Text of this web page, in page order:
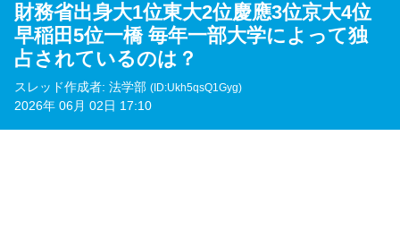
財務省出身大1位東大2位慶應3位京大4位
早稲田5位一橋 毎年一部大学によって独
占されているのは？
スレッド作成者: 法学部 (ID:Ukh5qsQ1Gyg)
2026年 06月 02日 17:10